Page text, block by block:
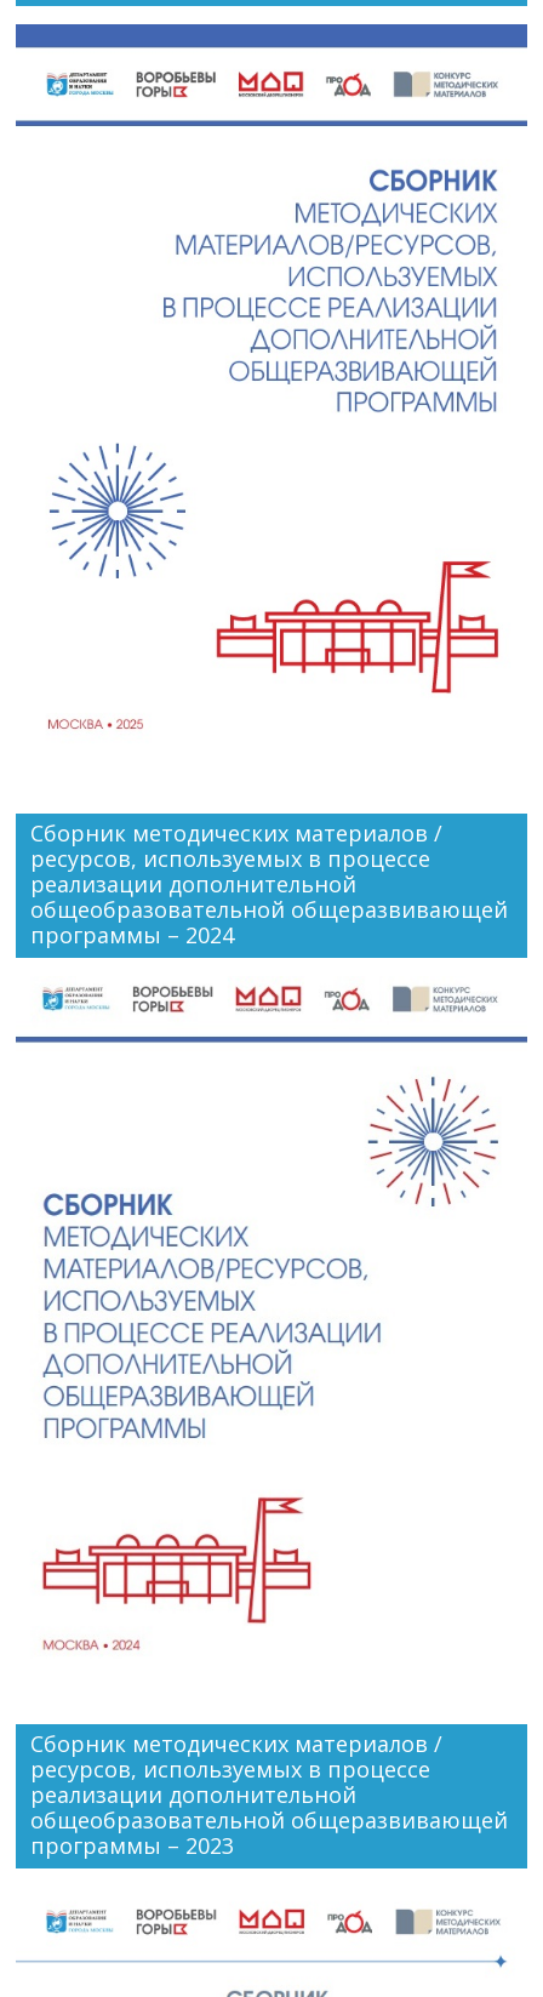
Сборник методических материалов /
ресурсов, используемых в процессе
реализации дополнительной
общеобразовательной общеразвивающей
программы – 2024
Сборник методических материалов /
ресурсов, используемых в процессе
реализации дополнительной
общеобразовательной общеразвивающей
программы – 2023